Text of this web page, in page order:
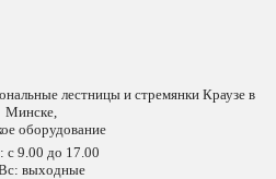
лестницы и стремянки Краузе в
Минске,
оборудование
с 9.00 до 17.00
выходные